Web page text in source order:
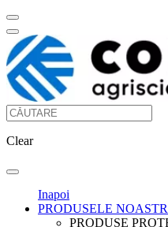
Clear
Inapoi
PRODUSELE
PRODUSE